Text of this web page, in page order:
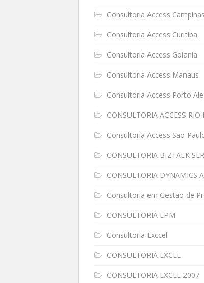
Consultoria Access Campinas
Consultoria Access Curitiba
Consultoria Access Goiania
Consultoria Access Manaus
Consultoria Access Porto
CONSULTORIA ACCESS RIO
Consultoria Access São
CONSULTORIA BIZTALK
CONSULTORIA DYNAMICS
Consultoria em Gestão de
CONSULTORIA EPM
Consultoria Exccel
CONSULTORIA EXCEL
CONSULTORIA EXCEL 2007